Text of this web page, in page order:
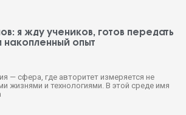
я жду учеников, готов передать
накопленный опыт
— сфера, где авторитет измеряется не
жизнями и технологиями. В этой среде имя